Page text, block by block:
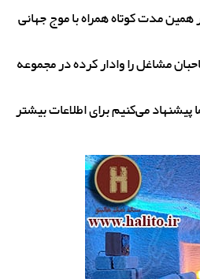
و عمر آن به 10 سال نیز نمی‌رسد اما در همین مدت کوتاه همراه با موج جهانی
مشاغل را وادار کرده در مجموعه
می‌کنیم برای اطلاعات بیشتر